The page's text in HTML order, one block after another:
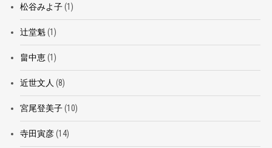
松谷みよ子(1)
辻堂魁(1)
畠中恵(1)
近世文人 (8)
宮尾登美子(10)
寺田寅彦(14)